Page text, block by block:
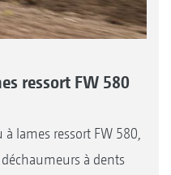
ressort FW 580
lames ressort FW 580,
à dents